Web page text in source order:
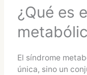
¿Qué es
El síndrome
única, sino un